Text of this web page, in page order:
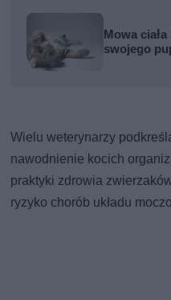
Mowa
swojego
Wielu weterynarzy
nawodnienie kocich
praktyki zdrowia
ryzyko chorób układu